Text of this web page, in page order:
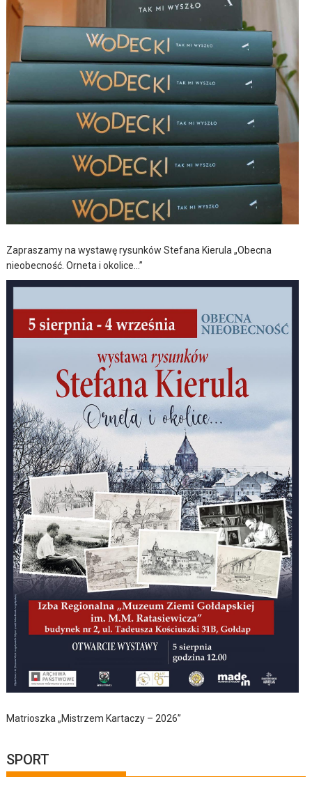
Zapraszamy na wystawę rysunków Stefana Kierula „Obecna
nieobecność. Orneta i okolice…”
Matrioszka „Mistrzem Kartaczy – 2026”
SPORT